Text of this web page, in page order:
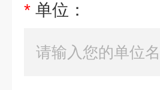
* 单位：